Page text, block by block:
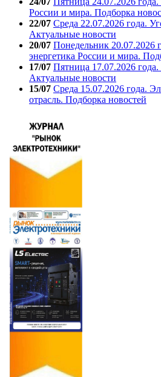
России и мира. Подборка
22/07 Среда 22.07.2026 года.
Актуальные новости
20/07 Понедельник 20.07.2026
энергетика России и мира.
17/07 Пятница 17.07.2026 года.
Актуальные новости
15/07 Среда 15.07.2026 года.
отрасль. Подборка новостей